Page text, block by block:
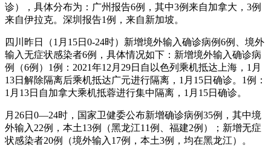
诊），具体分布为：广州报告6例，其中3例来自加拿大，3例
来自伊拉克。深圳报告1例，来自新加坡。
四川昨日（1月15日0-24时）新增境外输入确诊病例6例、境外
输入无症状感染者6例，具体情况如下：新增境外输入确诊病
例（6例）1例：2021年12月29日自以色列乘机抵达上海，1月
13日解除隔离后乘机抵达广元进行隔离，1月15日确诊。1例：
1月13日自加拿大乘机抵蓉进行集中隔离，1月15日确诊。
月26日0—24时，国家卫健委公布新增确诊病例35例，其中境
外输入22例，本土13例（黑龙江11例、福建2例）；新增无症
状感染者20例（境外输入17例，本土3例，均在黑龙江）。